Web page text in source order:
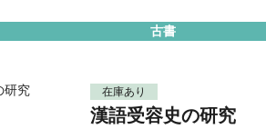
古書
在庫あり
漢語受容史の研究